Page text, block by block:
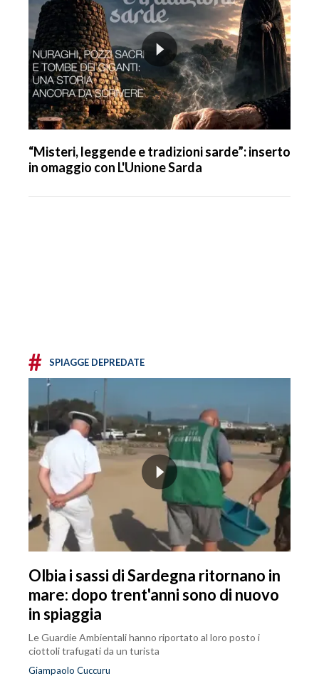
“Misteri, leggende e tradizioni sarde”: inserto
in omaggio con L'Unione Sarda
# SPIAGGE DEPREDATE
Olbia i sassi di Sardegna ritornano in
mare: dopo trent'anni sono di nuovo
in spiaggia
Le Guardie Ambientali hanno riportato al loro posto i
ciottoli trafugati da un turista
Giampaolo Cuccuru